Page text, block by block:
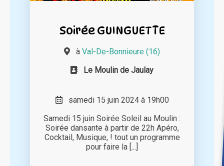
Soirée GUINGUETTE
à Val-De-Bonnieure (16)
Le Moulin de Jaulay
samedi 15 juin 2024 à 19h00
Samedi 15 juin Soirée Soleil au Moulin :
Soirée dansante à partir de 22h Apéro,
Cocktail, Musique, ! tout un programme
pour faire la [...]